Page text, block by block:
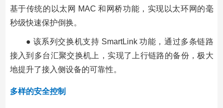
基于传统的以太网 MAC 和网桥功能，实现以太环网的毫
秒级快速保护倒换。
● 该系列交换机支持 SmartLink 功能，通过多条链路
接入到多台汇聚交换机上，实现了上行链路的备份，极大
地提升了接入侧设备的可靠性。
多样的安全控制